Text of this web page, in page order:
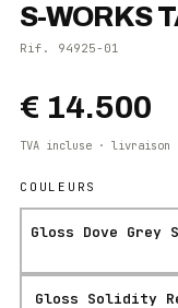
S-WORKS
Rif. 94925-01
€ 14.500
TVA incluse · livraison
COULEURS
Gloss Dove
Gloss Solidity